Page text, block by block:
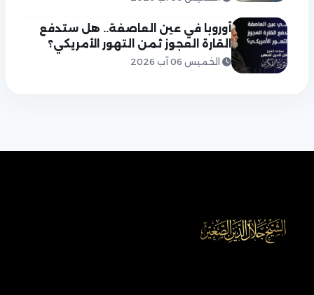
أوروبا في عين العاصفة.. هل ستدفع
القارة العجوز ثمن التهور الأمريكي؟
الخميس 06 آب 2026